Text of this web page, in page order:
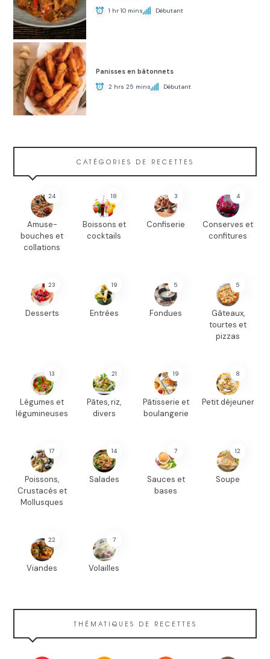
1 hr 10 mins Débutant
Panisses en bâtonnets
2 hrs 25 mins Débutant
CATÉGORIES DE RECETTES
24
Amuse-
bouches et
collations
18
Boissons et
cocktails
3
Confiserie
4
Conserves et
confitures
23
Desserts
19
Entrées
5
Fondues
5
Gâteaux,
tourtes et
pizzas
13
Légumes et
légumineuses
21
Pâtes, riz,
divers
19
Pâtisserie et
boulangerie
8
Petit déjeuner
17
Poissons,
Crustacés et
Mollusques
14
Salades
7
Sauces et
bases
12
Soupe
22
Viandes
7
Volailles
THÉMATIQUES DE RECETTES